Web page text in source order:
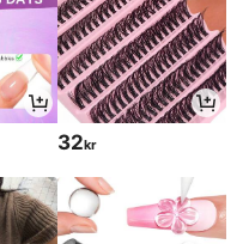
32kr